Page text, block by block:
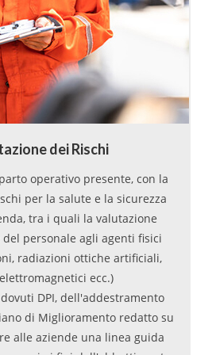
dei Rischi
operativo presente, con la
per la salute e la sicurezza
tra i quali la valutazione
personale agli agenti fisici
radiazioni ottiche artificiali,
ecc.)
DPI, dell'addestramento
di Miglioramento redatto su
alle aziende una linea guida